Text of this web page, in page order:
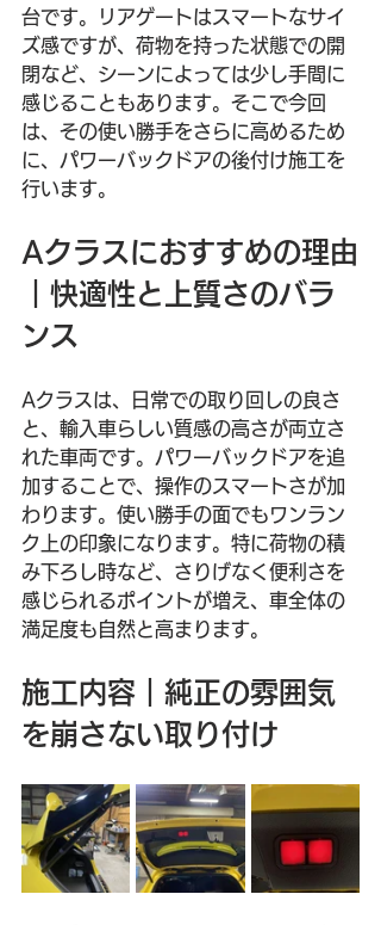
台です。リアゲートはスマートなサイ
ズ感ですが、荷物を持った状態での開
閉など、シーンによっては少し手間に
感じることもあります。そこで今回
は、その使い勝手をさらに高めるため
に、パワーバックドアの後付け施工を
行います。
Aクラスにおすすめの理由
｜快適性と上質さのバラ
ンス
Aクラスは、日常での取り回しの良さ
と、輸入車らしい質感の高さが両立さ
れた車両です。パワーバックドアを追
加することで、操作のスマートさが加
わります。使い勝手の面でもワンラン
ク上の印象になります。特に荷物の積
み下ろし時など、さりげなく便利さを
感じられるポイントが増え、車全体の
満足度も自然と高まります。
施工内容｜純正の雰囲気
を崩さない取り付け